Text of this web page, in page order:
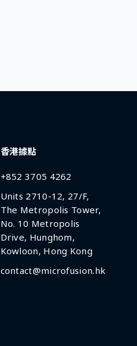
香港據點
+852 3705 4262
Units 2710-12, 27/F,
The Metropolis Tower,
No. 10 Metropolis
Drive, Hunghom,
Kowloon, Hong Kong
contact@microfusion.hk